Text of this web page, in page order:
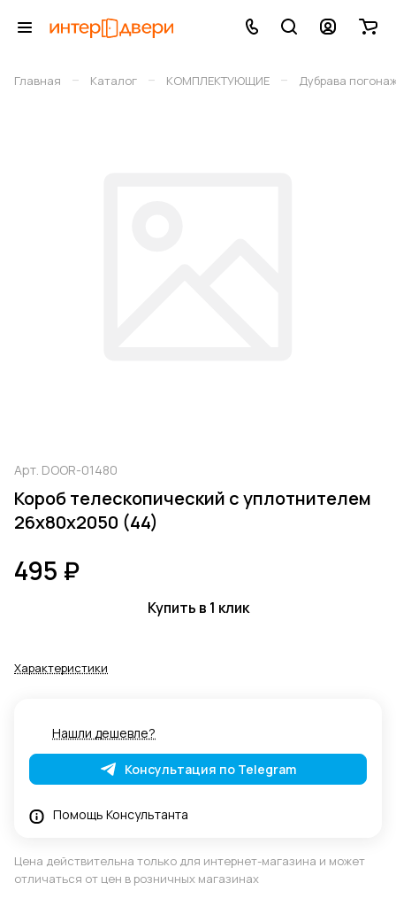
Главная – Каталог – КОМПЛЕКТУЮЩИЕ – Дубрава
Арт. DOOR-01480
Короб телескопический с уплотнителем
26х80х2050 (44)
495 ₽
Купить в 1 клик
Характеристики
Нашли дешевле?
Консультация по Telegram
Помощь Консультанта
Цена действительна только для интернет-магазина и может
отличаться от цен в розничных магазинах